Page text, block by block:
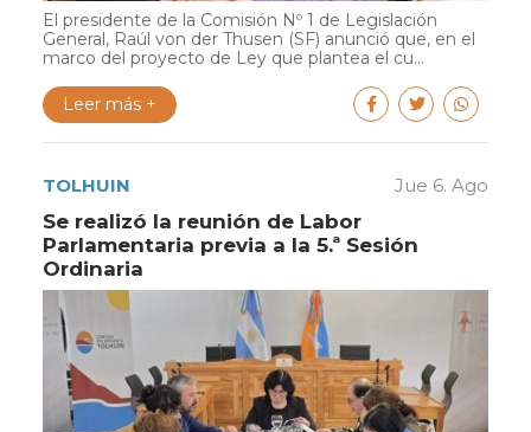
El presidente de la Comisión Nº 1 de Legislación
General, Raúl von der Thusen (SF) anunció que, en el
marco del proyecto de Ley que plantea el cu...
Leer más +
TOLHUIN Jue 6. Ago
Se realizó la reunión de Labor
Parlamentaria previa a la 5.ª Sesión
Ordinaria